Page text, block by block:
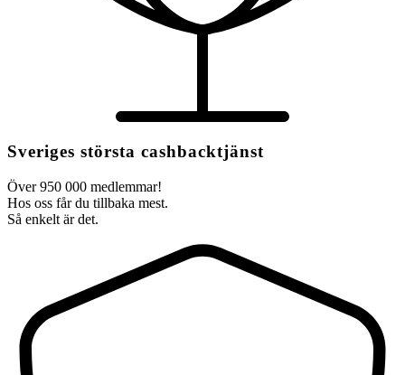
Sveriges största cashbacktjänst
Över 950 000 medlemmar!
Hos oss får du tillbaka mest.
Så enkelt är det.